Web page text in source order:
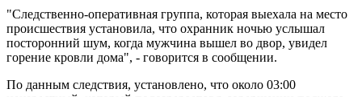
"Следственно-оперативная группа, которая выехала на место
происшествия установила, что охранник ночью услышал
посторонний шум, когда мужчина вышел во двор, увидел
горение кровли дома", - говорится в сообщении.
По данным следствия, установлено, что около 03:00